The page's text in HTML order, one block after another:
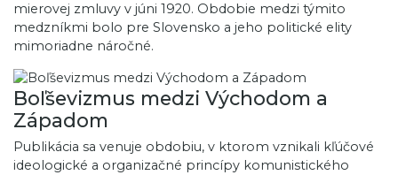
mierovej zmluvy v júni 1920. Obdobie medzi týmito
medzníkmi bolo pre Slovensko a jeho politické elity
mimoriadne náročné.
Boľševizmus medzi Východom a
Západom
Publikácia sa venuje obdobiu, v ktorom vznikali kľúčové
ideologické a organizačné princípy komunistického